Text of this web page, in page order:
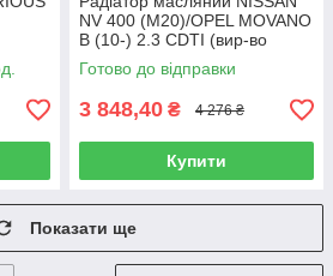
NV 400 (M20)/OPEL MOVANO
B (10-) 2.3 CDTI (вир-во
Nissens) 90922
Готово до відправки
3 848,40 ₴ 4 276 ₴
Купити
Показати ще